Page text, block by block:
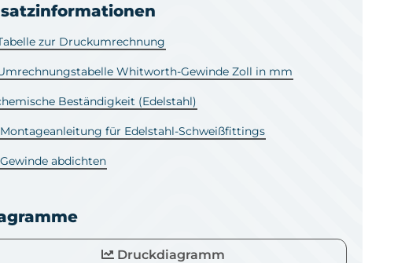
zur Druckumrechnung
Whitworth-Gewinde Zoll in mm
Beständigkeit (Edelstahl)
Montageanleitung für Edelstahl-Schweißfittings
Gewinde abdichten
Druckdiagramm